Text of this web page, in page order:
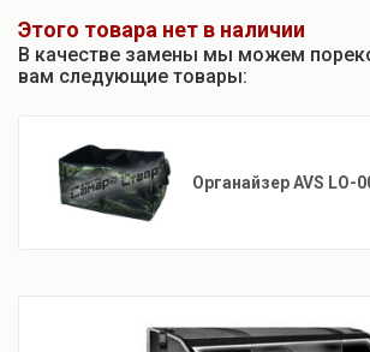
Этого товара нет в наличии
В качестве замены мы можем
вам следующие товары:
Органайзер AVS LO-